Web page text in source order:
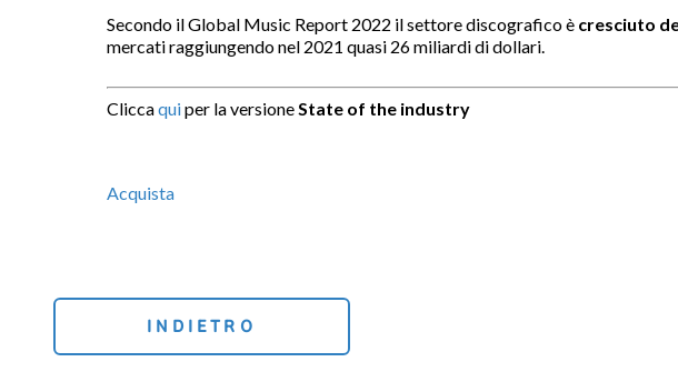
Secondo il Global Music Report 2022 il settore discografico è cresciuto
mercati raggiungendo nel 2021 quasi 26 miliardi di dollari.
Cliccaquiper la versioneState of the industry
Acquista
INDIETRO